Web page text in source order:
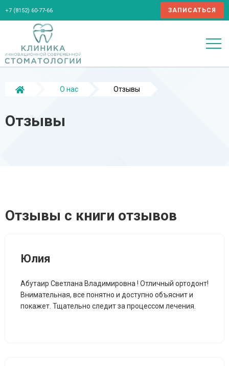
+7 (8152) 60-77-66 ЗАПИСАТЬСЯ
О нас Отзывы
Отзывы
Отзывы с книги отзывов
Юлия
Абутаир Светлана Владимировна ! Отличный ортодонт!
Внимательная, все понятно и доступно объяснит и
покажет. Тщательно следит за процессом лечения.